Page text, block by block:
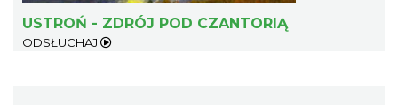
USTROŃ - ZDRÓJ POD CZANTORIĄ
ODSŁUCHAJ